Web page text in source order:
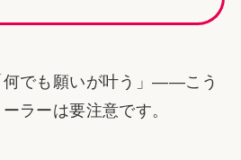
何でも願いが叶う」――こう
ラーは要注意です。